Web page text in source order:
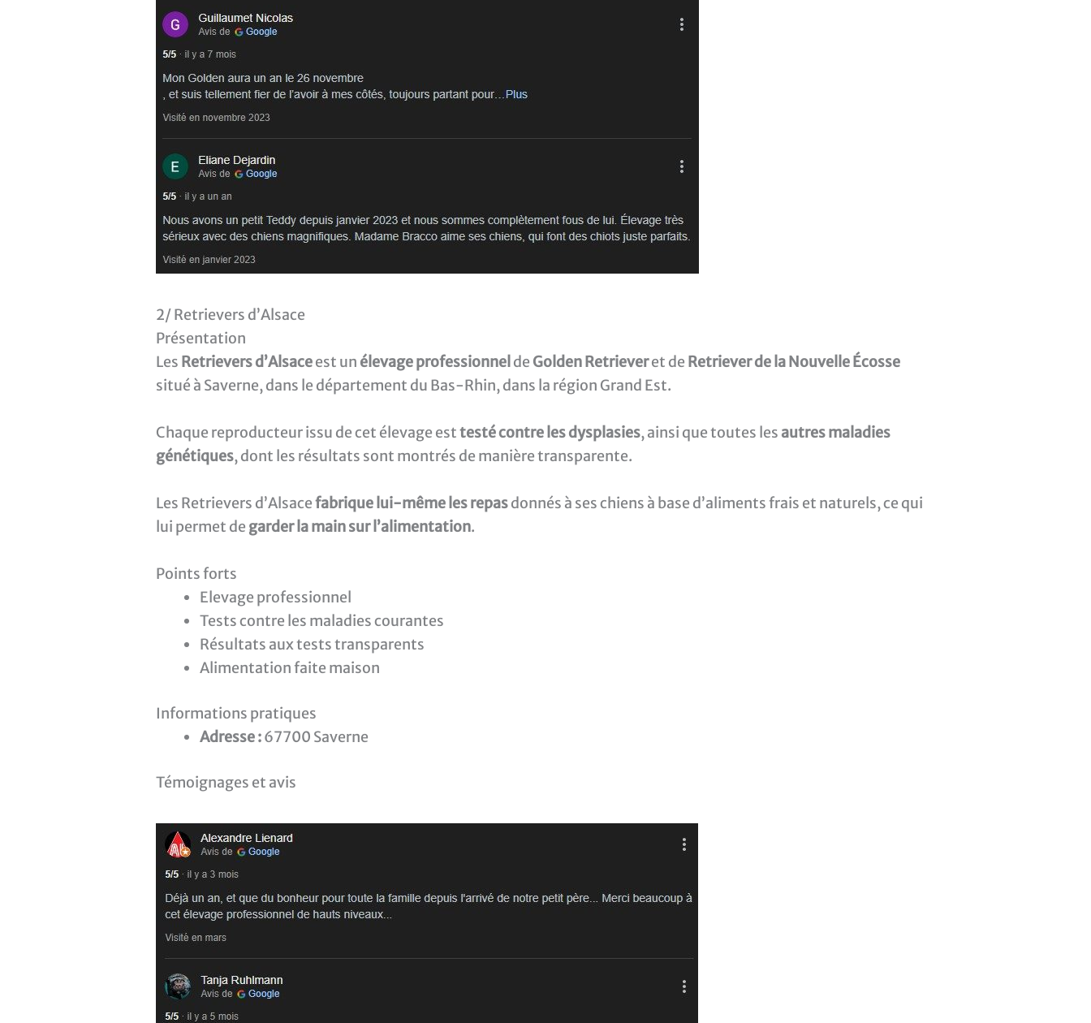
2/ Retrievers d’Alsace
Présentation
Les Retrievers d’Alsaceest un élevage professionnel de Golden Retrieveret de Retriever de la Nouvelle Écosse
situé à Saverne, dans le département du Bas-Rhin, dans la région Grand Est.
Chaque reproducteur issu de cet élevage esttesté contre les dysplasies, ainsi que toutes les autres maladies
génétiques, dont les résultats sont montrés de manière transparente.
Les Retrievers d’Alsacefabrique lui-même les repasdonnés à ses chiens à base d’aliments frais et naturels, ce qui
lui permet de garder la main sur l’alimentation.
Points forts
Elevage professionnel
Tests contre les maladies courantes
Résultats aux tests transparents
Alimentation faite maison
Informations pratiques
Adresse :67700 Saverne
Témoignages et avis